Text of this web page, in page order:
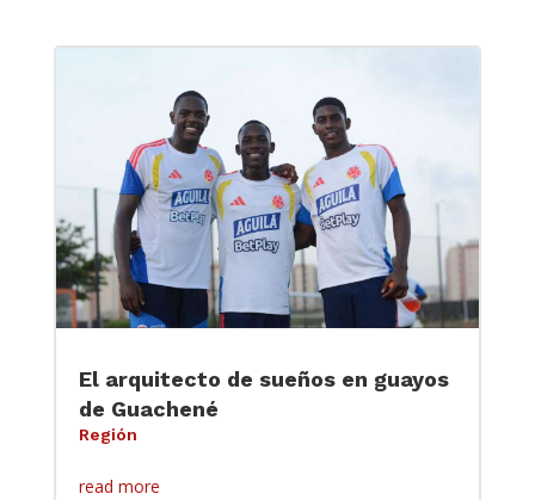
El arquitecto de sueños en guayos
de Guachené
Región
read more